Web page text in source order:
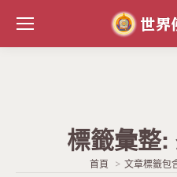
標籤彙整:
當前位置:
首頁 文章標籤包